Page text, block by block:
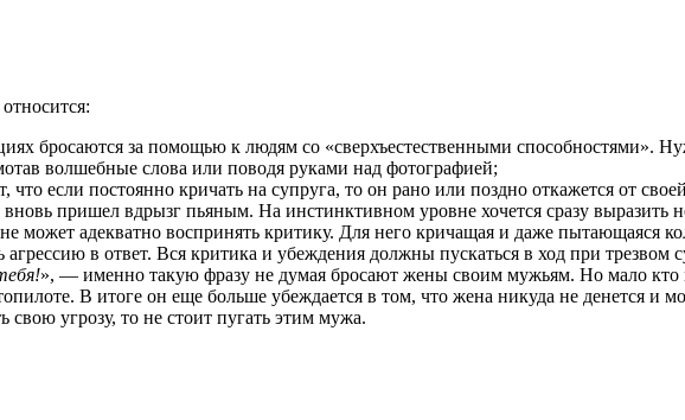
относится:
бросаются за помощью к людям со «сверхъестественными способностями».
волшебные слова или поводя руками над фотографией;
если постоянно кричать на супруга, то он рано или поздно откажется от
вновь пришел вдрызг пьяным. На инстинктивном уровне хочется сразу
может адекватно воспринять критику. Для него кричащая и даже пытающаяся
в ответ. Вся критика и убеждения должны пускаться в ход при трезвом
», — именно такую фразу не думая бросают жены своим мужьям. Но мало кто
В итоге он еще больше убеждается в том, что жена никуда не денется и
угрозу, то не стоит пугать этим мужа.